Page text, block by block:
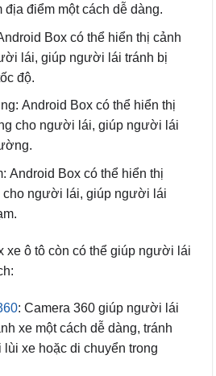
điểm một cách dễ dàng.
Box có thể hiển thị cảnh
lái, giúp người lái tránh bị
độ.
Android Box có thể hiển thị
cho người lái, giúp người lái
Android Box có thể hiển thị
cho người lái, giúp người lái
xe ô tô còn có thể giúp người lái
: Camera 360 giúp người lái
xe một cách dễ dàng, tránh
lùi xe hoặc di chuyển trong